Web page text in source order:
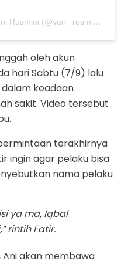
Sebuah kiriman dibagikan oleh Yuni Rusmini (@yuni_rusmini)
oleh akun
hari Sabtu (7/9) lalu
keadaan
sakit. Video tersebut
terakhirnya
ingin agar pelaku bisa
nama pelaku
ya ma, Iqbal
rintih Fatir.
akan membawa